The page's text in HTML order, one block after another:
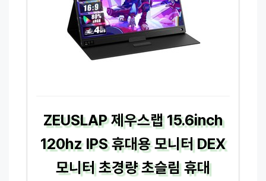
ZEUSLAP 제우스랩 15.6inch
120hz IPS 휴대용 모니터 DEX
모니터 초경량 초슬림 휴대